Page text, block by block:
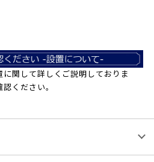
関して詳しくご説明しておりま
ください。